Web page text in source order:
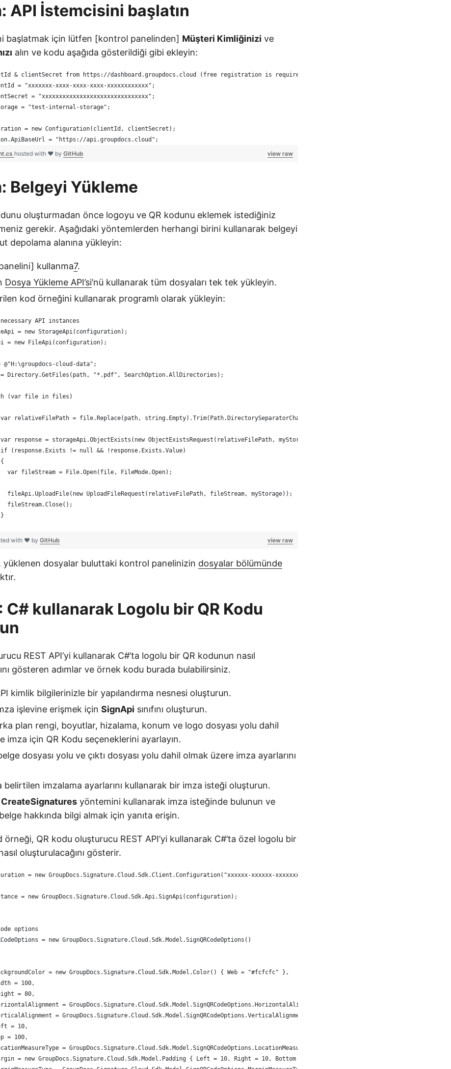
API İstemcisini başlatın
başlatmak için lütfen [kontrol panelinden] Müşteri Kimliğinizi ve
alın ve kodu aşağıda gösterildiği gibi ekleyin:
& clientSecret from https://dashboard.groupdocs.cloud (free registration is required).
= "xxxxxxx-xxxx-xxxx-xxxx-xxxxxxxxxxxx";
= "xxxxxxxxxxxxxxxxxxxxxxxxxxxxxxx";
= "test-internal-storage";
= new Configuration(clientId, clientSecret);
= "https://api.groupdocs.cloud";
view raw
hosted with ❤ by GitHub
Belgeyi Yükleme
oluşturmadan önce logoyu ve QR kodunu eklemek istediğiniz
gerekir. Aşağıdaki yöntemlerden herhangi birini kullanarak belgeyi
depolama alanına yükleyin:
kullanma7.
Dosya Yükleme API’si’nü kullanarak tüm dosyaları tek tek yükleyin.
kod örneğini kullanarak programlı olarak yükleyin:
API instances
= new StorageApi(configuration);
= new FileApi(configuration);
cloud-data";
Directory.GetFiles(path, "*.pdf", SearchOption.AllDirectories);
(var file in files)
relativeFilePath = file.Replace(path, string.Empty).Trim(Path.DirectorySeparatorChar);
response = storageApi.ObjectExists(new ObjectExistsRequest(relativeFilePath, myStorage));
(response.Exists != null && !response.Exists.Value)
var fileStream = File.Open(file, FileMode.Open);
fileApi.UploadFile(new UploadFileRequest(relativeFilePath, fileStream, myStorage));
fileStream.Close();
view raw
with ❤ by GitHub
yüklenen dosyalar buluttaki kontrol panelinizin dosyalar bölümünde
C# kullanarak Logolu bir QR Kodu
REST API’yi kullanarak C#’ta logolu bir QR kodunun nasıl
gösteren adımlar ve örnek kodu burada bulabilirsiniz.
kimlik bilgilerinizle bir yapılandırma nesnesi oluşturun.
işlevine erişmek için SignApi sınıfını oluşturun.
plan rengi, boyutlar, hizalama, konum ve logo dosyası yolu dahil
imza için QR Kodu seçeneklerini ayarlayın.
dosyası yolu ve çıktı dosyası yolu dahil olmak üzere imza ayarlarını
belirtilen imzalama ayarlarını kullanarak bir imza isteği oluşturun.
CreateSignatures yöntemini kullanarak imza isteğinde bulunun ve
hakkında bilgi almak için yanıta erişin.
örneği, QR kodu oluşturucu REST API’yi kullanarak C#’ta özel logolu bir
oluşturulacağını gösterir.
= new GroupDocs.Signature.Cloud.Sdk.Client.Configuration("xxxxxx-xxxxxx-xxxxxxx-xxxxxxxx", "xxxxxxxxxxxxxxxxxxxxxxxx");
= new GroupDocs.Signature.Cloud.Sdk.Api.SignApi(configuration);
options
= new GroupDocs.Signature.Cloud.Sdk.Model.SignQRCodeOptions()
= new GroupDocs.Signature.Cloud.Sdk.Model.Color() { Web = "#fcfcfc" },
= 100,
= 80,
= GroupDocs.Signature.Cloud.Sdk.Model.SignQRCodeOptions.HorizontalAlignmentEnum.Right,
= GroupDocs.Signature.Cloud.Sdk.Model.SignQRCodeOptions.VerticalAlignmentEnum.Center,
= 10,
= 100,
= GroupDocs.Signature.Cloud.Sdk.Model.SignQRCodeOptions.LocationMeasureTypeEnum.Pixels,
= new GroupDocs.Signature.Cloud.Sdk.Model.Padding { Left = 10, Right = 10, Bottom = 10, Top = 10 },